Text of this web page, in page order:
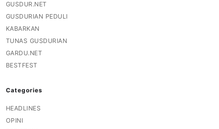
GUSDUR.NET
GUSDURIAN PEDULI
KABARKAN
TUNAS GUSDURIAN
GARDU.NET
BESTFEST
Categories
HEADLINES
OPINI